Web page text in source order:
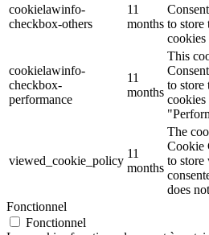
cookielawinfo-
checkbox-others
11
months to store
cookies
cookielawinfo-
checkbox-
performance
11
months
This
to store
cookies
viewed_cookie_policy
11
months
The
Cookie
to store
does
Fonctionnel
Fonctionnel